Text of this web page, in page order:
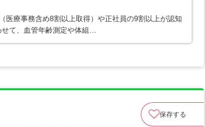
医療事務含め8割以上取得）や正社員の9割以上が認知
せて、血管年齢測定や体組…
保存する